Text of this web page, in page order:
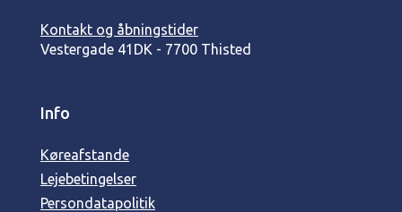
Kontakt og åbningstider
Vestergade 41 DK - 7700 Thisted
Info
Køreafstande
Lejebetingelser
Persondatapolitik